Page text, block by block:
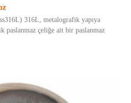
316L, metalografik yapıya
paslanmaz çeliğe ait bir paslanmaz